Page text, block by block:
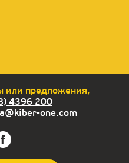
или предложения,
4396 200
one.com